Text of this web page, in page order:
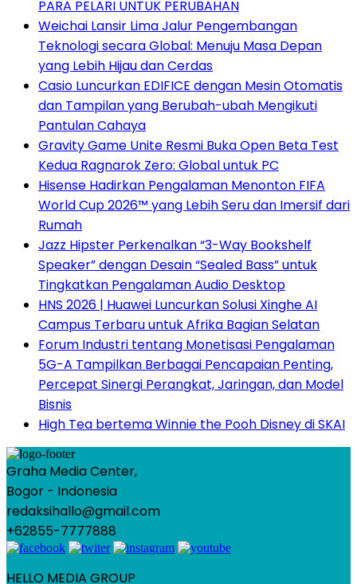
PARA PELARI UNTUK PERUBAHAN
Weichai Lansir Lima Jalur Pengembangan
Teknologi secara Global: Menuju Masa Depan
yang Lebih Hijau dan Cerdas
Casio Luncurkan EDIFICE dengan Mesin Otomatis
dan Tampilan yang Berubah-ubah Mengikuti
Pantulan Cahaya
Gravity Game Unite Resmi Buka Open Beta Test
Kedua Ragnarok Zero: Global untuk PC
Hisense Hadirkan Pengalaman Menonton FIFA
World Cup 2026™ yang Lebih Seru dan Imersif dari
Rumah
Jazz Hipster Perkenalkan “3-Way Bookshelf
Speaker” dengan Desain “Sealed Bass” untuk
Tingkatkan Pengalaman Audio Desktop
HNS 2026 | Huawei Luncurkan Solusi Xinghe AI
Campus Terbaru untuk Afrika Bagian Selatan
Forum Industri tentang Monetisasi Pengalaman
5G-A Tampilkan Berbagai Pencapaian Penting,
Percepat Sinergi Perangkat, Jaringan, dan Model
Bisnis
High Tea bertema Winnie the Pooh Disney di SKAI
Graha Media Center,
Bogor - Indonesia
redaksihallo@gmail.com
+62855-7777888
HELLO MEDIA GROUP